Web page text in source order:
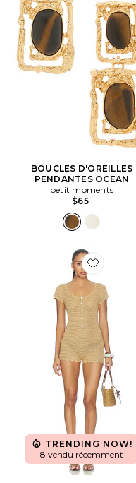
BOUCLES D'OREILLES
PENDANTES OCEAN
petit moments
$65
Favorite
TRENDING NOW!
8 vendu récemment